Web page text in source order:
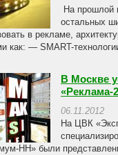
На прошлой
остальных
в рекламе,
как: — SMART-
В Москве
«Реклама-
06.11.2012
На ЦВК
НН» были